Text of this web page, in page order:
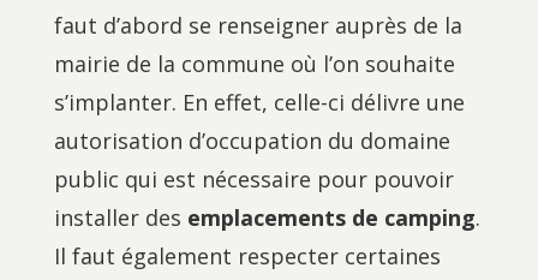
faut d’abord se renseigner auprès de la
mairie de la commune où l’on souhaite
s’implanter. En effet, celle-ci délivre une
autorisation d’occupation du domaine
public qui est nécessaire pour pouvoir
installer des emplacements de camping.
Il faut également respecter certaines